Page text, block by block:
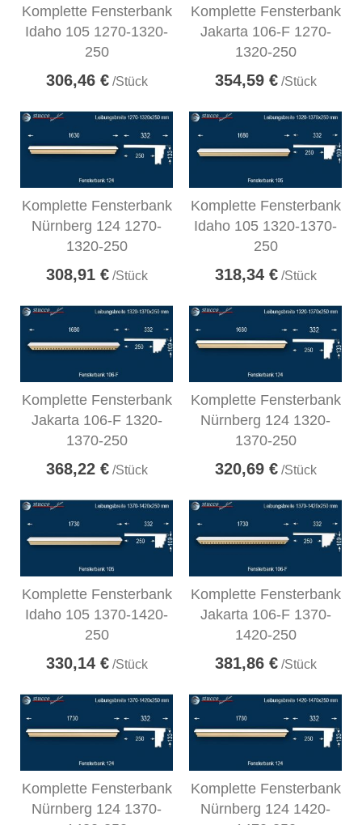
Komplette Fensterbank
Idaho 105 1270-1320-
250
306,46 €/Stück
Komplette Fensterbank
Jakarta 106-F 1270-
1320-250
354,59 €/Stück
Komplette Fensterbank
Nürnberg 124 1270-
1320-250
308,91 €/Stück
Komplette Fensterbank
Idaho 105 1320-1370-
250
318,34 €/Stück
Komplette Fensterbank
Jakarta 106-F 1320-
1370-250
368,22 €/Stück
Komplette Fensterbank
Nürnberg 124 1320-
1370-250
320,69 €/Stück
Komplette Fensterbank
Idaho 105 1370-1420-
250
330,14 €/Stück
Komplette Fensterbank
Jakarta 106-F 1370-
1420-250
381,86 €/Stück
Komplette Fensterbank
Nürnberg 124 1370-
Komplette Fensterbank
Nürnberg 124 1420-